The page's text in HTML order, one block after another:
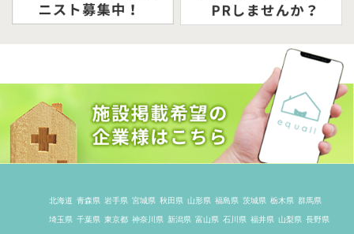
北海道 青森県 岩手県 宮城県 秋田県 山形県 福島県 茨城県 栃木県 群馬県
埼玉県 千葉県 東京都 神奈川県 新潟県 富山県 石川県 福井県 山梨県 長野県